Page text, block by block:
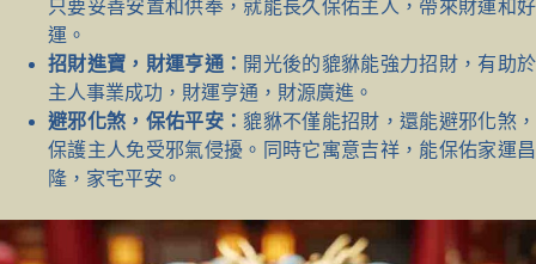
只要妥善安置和供奉，就能長久保佑主人，帶來財運和好
運。
招財進寶，財運亨通： 開光後的貔貅能強力招財，有助於
主人事業成功，財運亨通，財源廣進。
避邪化煞，保佑平安：貔貅不僅能招財，還能避邪化煞，
保護主人免受邪氣侵擾。同時它寓意吉祥，能保佑家運昌
隆，家宅平安。